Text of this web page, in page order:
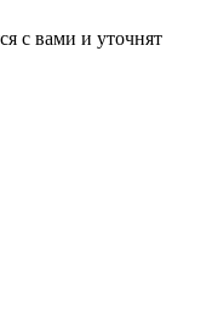
с вами и уточнят